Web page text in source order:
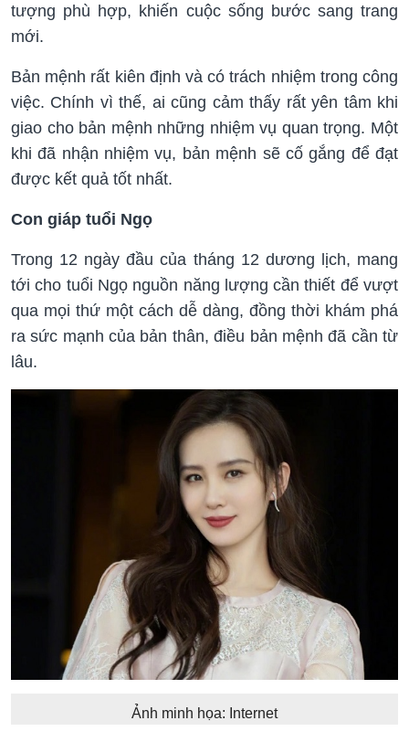
tượng phù hợp, khiến cuộc sống bước sang trang
mới.
Bản mệnh rất kiên định và có trách nhiệm trong công
việc. Chính vì thế, ai cũng cảm thấy rất yên tâm khi
giao cho bản mệnh những nhiệm vụ quan trọng. Một
khi đã nhận nhiệm vụ, bản mệnh sẽ cố gắng để đạt
được kết quả tốt nhất.
Con giáp tuổi Ngọ
Trong 12 ngày đầu của tháng 12 dương lịch, mang
tới cho tuổi Ngọ nguồn năng lượng cần thiết để vượt
qua mọi thứ một cách dễ dàng, đồng thời khám phá
ra sức mạnh của bản thân, điều bản mệnh đã cần từ
lâu.
Ảnh minh họa: Internet